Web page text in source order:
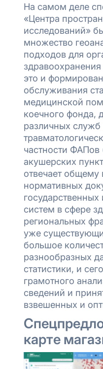
На самом деле
«Центра
исследований»
множество
подходов для
это и
обслуживания
медицинской
коечного фонда,
различных
частности
акушерских
отвечает общему
нормативных
систем в сфере
региональных
уже
большое
разнообразных
статистики, и
грамотного
сведений и
взвешенных и
карте